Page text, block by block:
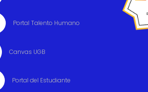
Portal Talento Humano
Canvas UGB
Portal del Estudiante